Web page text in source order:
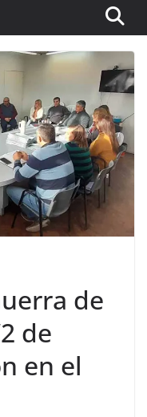
de
de
en el